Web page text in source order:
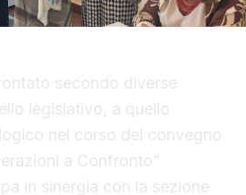
secondo diverse
legislativo, a quello
nel corso del convegno
a Confronto”
in sinergia con la sezione